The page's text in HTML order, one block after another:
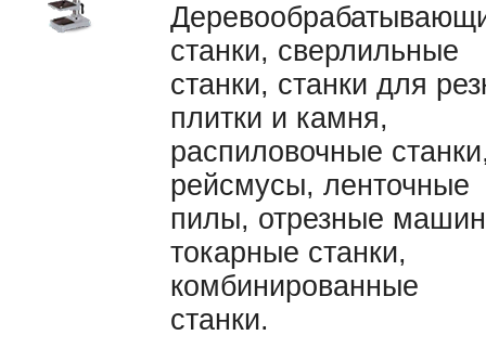
станки, сверлильные
станки, станки для
плитки и камня,
распиловочные
рейсмусы, ленточные
пилы, отрезные
токарные станки,
комбинированные
станки.